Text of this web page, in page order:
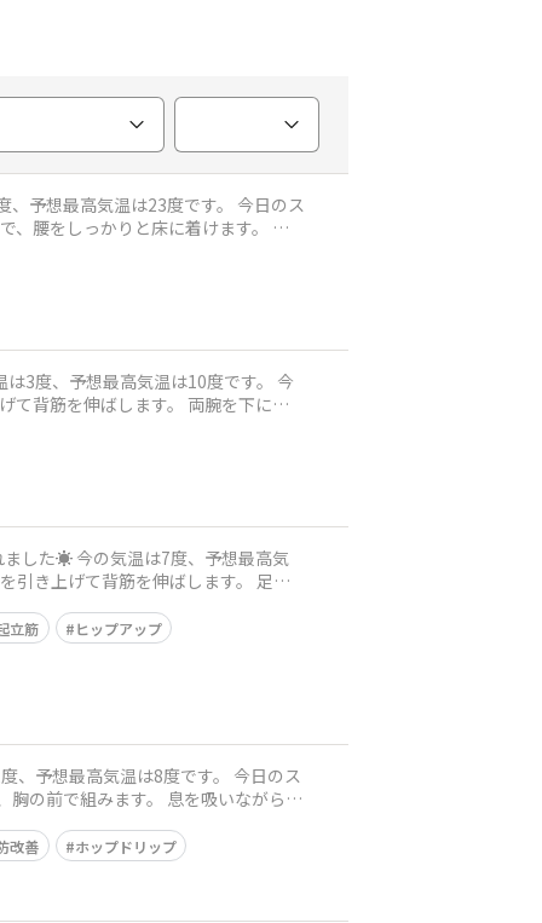
立筋 ヒップアップ
改善 ホップドリップ